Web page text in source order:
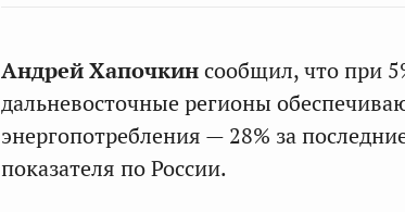
Андрей Хапочкинсообщил, что при
дальневосточные регионы
энергопотребления — 28% за
показателя по России.